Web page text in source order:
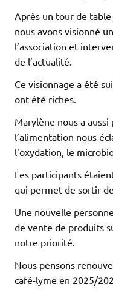
Après un tour de
nous avons visionné
l’association et
de l’actualité.
Ce visionnage a été
ont été riches.
Marylène nous a
l’alimentation nous
l’oxydation, le
Les participants
qui permet de sortir
Une nouvelle
de vente de produits
notre priorité.
Nous pensons
café-lyme en 2025/